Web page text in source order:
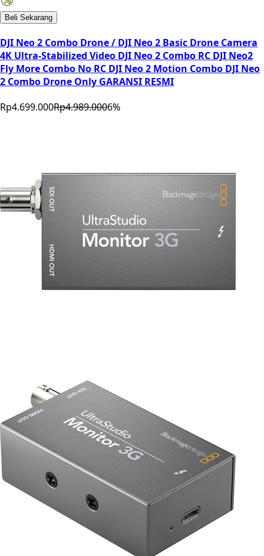
Beli Sekarang
DJI Neo 2 Combo Drone / DJI Neo 2 Basic Drone Camera
4K Ultra-Stabilized Video DJI Neo 2 Combo RC DJI Neo2
Fly More Combo No RC DJI Neo 2 Motion Combo DJI Neo
2 Combo Drone Only GARANSI RESMI
Rp4.699.000Rp4.989.0006%